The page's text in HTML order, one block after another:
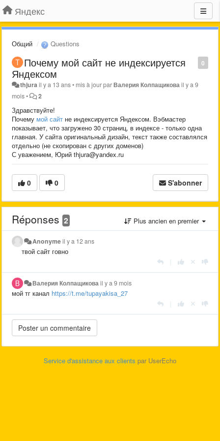
Яндекс
Общий Questions
0
Почему ​мой сайт не индексируется
Яндексом
thjura il y a 13 ans• mis à jour parВалерия Колпащикова il y a 9
mois• 2
Здравствуйте!
Почему мой сайт не индексируется Яндексом. Вэбмастер
показывает, что загружено 30 страниц, в индексе - только одна
главная. У сайта оригинальный дизайн, текст также составлялся
отдельно (не скопирован с других доменов)
С уважением, Юрий thjura@yandex.ru
0 0 S'abonner
Réponses 2 Plus ancien en premier
Anonymeil y a 12 ans
твой сайт говно
Валерия Колпащикова il y a 9 mois
мой тг канал https://t.me/tupayakisa_27
Service d'assistance aux clients par UserEcho